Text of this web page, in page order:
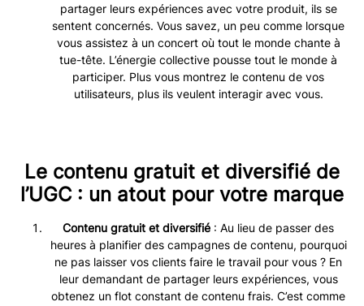
partager leurs expériences avec votre produit, ils se
sentent concernés. Vous savez, un peu comme lorsque
vous assistez à un concert où tout le monde chante à
tue-tête. L’énergie collective pousse tout le monde à
participer. Plus vous montrez le contenu de vos
utilisateurs, plus ils veulent interagir avec vous.
Le contenu gratuit et diversifié de
l’UGC : un atout pour votre marque
Contenu gratuit et diversifié : Au lieu de passer des
heures à planifier des campagnes de contenu, pourquoi
ne pas laisser vos clients faire le travail pour vous ? En
leur demandant de partager leurs expériences, vous
obtenez un flot constant de contenu frais. C’est comme